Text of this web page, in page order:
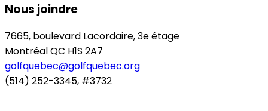
Nous joindre
7665, boulevard Lacordaire, 3e étage
Montréal QC H1S 2A7
golfquebec@golfquebec.org
(514) 252-3345, #3732